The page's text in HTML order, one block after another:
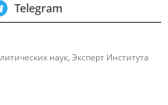
Telegram
наук, Эксперт Института